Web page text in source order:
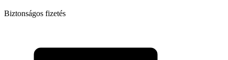
Biztonságos fizetés